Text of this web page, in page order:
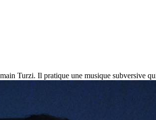
Turzi. Il pratique une musique subversive